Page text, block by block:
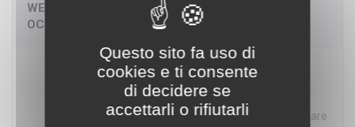
WESTLICHEN KLEINASIEN - ASIA MINORE
OCCIDENTALE - QUADRO D'UNIONE
Disponibilità 5-7 gg
Produttore Istituto Geografico Militare
Questo sito fa uso di
cookies e ti consente
di decidere se
accettarli o rifiutarli